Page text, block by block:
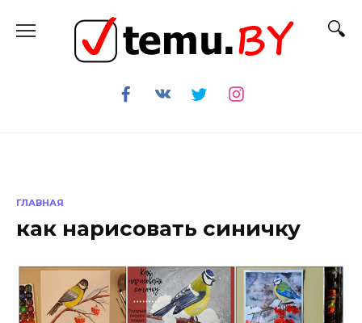
содержанию
ГЛАВНАЯ
как нарисовать синичку